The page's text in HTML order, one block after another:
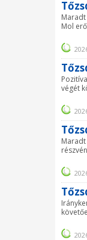
Mol
végét